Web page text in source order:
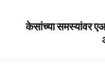
केसांच्या समस्यांवर